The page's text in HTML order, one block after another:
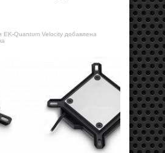
EK-Quantum Velocity добавлена